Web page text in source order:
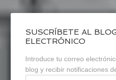
SUSCRÍBETE AL
ELECTRÓNICO
Introduce tu correo
blog y recibir notificaciones